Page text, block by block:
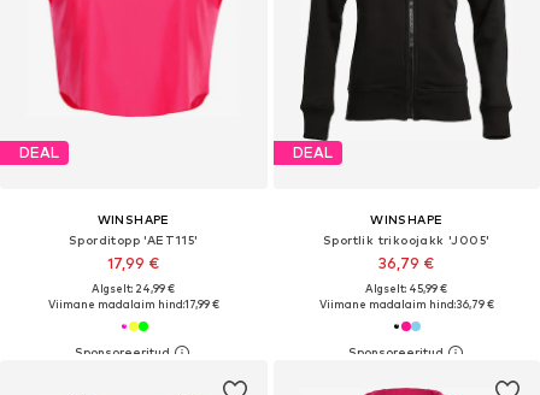
DEAL
WINSHAPE
Sporditopp 'AET115'
17,99 €
Algselt: 24,99 €
Viimane madalaim hind:17,99 €
DEAL
WINSHAPE
Sportlik trikoojakk 'J005'
36,79 €
Algselt: 45,99 €
Viimane madalaim hind:36,79 €